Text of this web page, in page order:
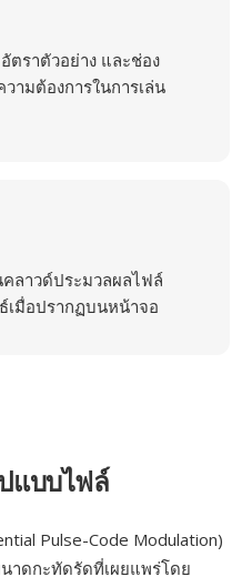
ตราตัวอย่าง และช่อง
ามต้องการในการเล่น
ลาวด์ประมวลผลไฟล์
มื่อปรากฏบนหน้าจอ
แบบไฟล์
Pulse-Code Modulation)
าดกะทัดรัดที่เผยแพร่โดย